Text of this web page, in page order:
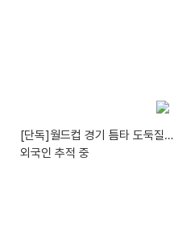
[단독]월드컵 경기 틈타 도둑질…
외국인 추적 중